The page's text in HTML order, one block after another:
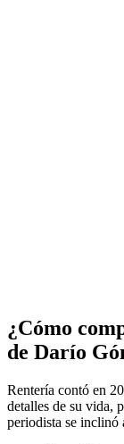
¿Cómo
de Darío
Rentería contó en
detalles de su vida,
periodista se inclinó